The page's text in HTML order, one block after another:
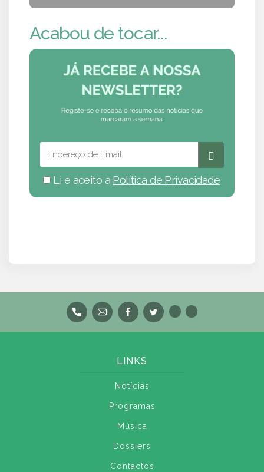
Acabou de tocar...
Li e aceito a Política de Privacidade
LINKS
Notícias
Programas
Música
Dossiers
Contactos